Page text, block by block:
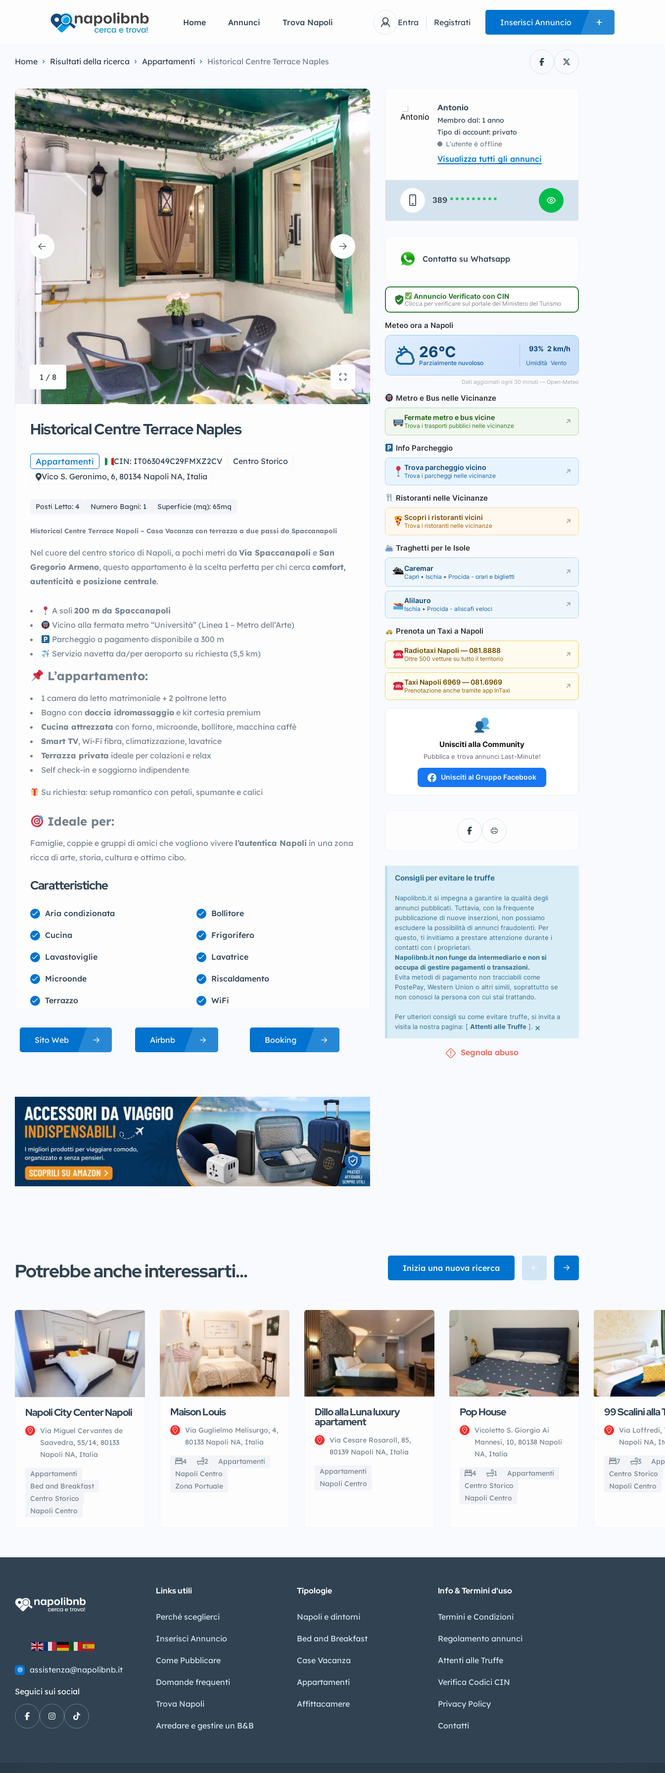
Home Annunci Trova Napoli Entra Registrati Inserisci Annuncio
Home Risultati della ricerca Appartamenti Historical Centre Terrace Naples
1 / 8
Historical Centre Terrace Naples
Appartamenti CIN: IT063049C29FMXZ2CV
Centro Storico
Vico S. Geronimo, 6, 80134 Napoli NA, Italia
Posti Letto: 4 Numero Bagni: 1 Superficie (mq): 65mq
Historical Centre Terrace Napoli – Casa Vacanza con terrazza a due passi da Spaccanapoli
Nel cuore del centro storico di Napoli, a pochi metri da Via Spaccanapoli e San
Gregorio Armeno, questo appartamento è la scelta perfetta per chi cerca comfort,
autenticità e posizione centrale.
A soli200 m da Spaccanapoli
Vicino alla fermata metro “Università” (Linea 1 – Metro dell’Arte)
Parcheggio a pagamento disponibile a 300 m
Servizio navetta da/per aeroporto su richiesta (5,5 km)
L’appartamento:
1 camera da letto matrimoniale + 2 poltrone letto
Bagno con doccia idromassaggio e kit cortesia premium
Cucina attrezzata con forno, microonde, bollitore, macchina caffè
Smart TV, Wi-Fi fibra, climatizzazione, lavatrice
Terrazza privata ideale per colazioni e relax
Self check-in e soggiorno indipendente
Su richiesta: setup romantico con petali, spumante e calici
Ideale per:
Famiglie, coppie e gruppi di amici che vogliono vivere l’autentica Napoli in una zona
ricca di arte, storia, cultura e ottimo cibo.
Caratteristiche
Aria condizionata Bollitore
Cucina Frigorifero
Lavastoviglie Lavatrice
Microonde Riscaldamento
Terrazzo WiFi
Sito Web Airbnb Booking
Antonio
Membro dal: 1 anno
tipo di account: privato
L'utente è offline
Visualizza tutti gli annunci
389 * * * * * * * * *
Contatta su Whatsapp
Annuncio Verificato con CIN
Clicca per verificare sul portale del Ministero del Turismo
Meteo ora a Napoli
26°C
Parzialmente nuvoloso
93%
Umidità
2 km/h
Vento
Dati aggiornati ogni 30 minuti — Open-Meteo
Metro e Bus nelle Vicinanze
Fermate metro e bus vicine
Trova i trasporti pubblici nelle vicinanze ↗
Info Parcheggio
Trova parcheggio vicino
Trova i parcheggi nelle vicinanze ↗
Ristoranti nelle Vicinanze
Scopri i ristoranti vicini
Trova i ristoranti nelle vicinanze ↗
Traghetti per le Isole
🛳Caremar
Capri • Ischia • Procida - orari e biglietti ↗
Alilauro
Ischia • Procida - aliscafi veloci ↗
Prenota un Taxi a Napoli
Radiotaxi Napoli — 081.8888
Oltre 500 vetture su tutto il territorio ↗
Taxi Napoli 6969 — 081.6969
Prenotazione anche tramite app InTaxi ↗
Unisciti alla Community
Pubblica e trova annunci Last-Minute!
Unisciti al Gruppo Facebook
Consigli per evitare le truffe
Napolibnb.it si impegna a garantire la qualità degli
annunci pubblicati. Tuttavia, con la frequente
pubblicazione di nuove inserzioni, non possiamo
escludere la possibilità di annunci fraudolenti. Per
questo, ti invitiamo a prestare attenzione durante i
contatti con i proprietari.
Napolibnb.it non funge da intermediario e non si
occupa di gestire pagamenti o transazioni.
Evita metodi di pagamento non tracciabili come
PostePay, Western Union o altri simili, soprattutto se
non conosci la persona con cui stai trattando.
Per ulteriori consigli su come evitare truffe, si invita a
visita la nostra pagina: [Attenti alle Truffe ]. ×
Segnala abuso
Potrebbe anche interessarti... Inizia una nuova ricerca
Napoli City Center Napoli
Via Miguel Cervantes de
Saavedra, 55/14, 80133
Napoli NA, Italia
Appartamenti
Bed and Breakfast
Centro Storico
Napoli Centro
Maison Louis
Via Guglielmo Melisurgo, 4,
80133 Napoli NA, Italia
4 2
Appartamenti
Napoli Centro
Zona Portuale
Dillo alla Luna luxury
apartament
Via Cesare Rosaroll, 85,
80139 Napoli NA, Italia
Appartamenti
Napoli Centro
Pop House
Vicoletto S. Giorgio Ai
Mannesi, 10, 80138 Napoli
NA, Italia
4 1
Appartamenti
Centro Storico
Napoli Centro
99 Scalini alla
Via Loffredi,
Napoli NA,
7 3
Centro Storico
Napoli Centro
assistenza@napolibnb.it
Seguici sui social
Links utili
Perché sceglierci
Inserisci Annuncio
Come Pubblicare
Domande frequenti
Trova Napoli
Arredare e gestire un B&B
Tipologie
Napoli e dintorni
Bed and Breakfast
Case Vacanza
Appartamenti
Affittacamere
Info & Termini d'uso
Termini e Condizioni
Regolamento annunci
Attenti alle Truffe
Verifica Codici CIN
Privacy Policy​
Contatti